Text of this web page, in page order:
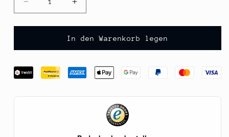
Verringere
die
Menge
Tomatensaft,
Gegenbauer,
750
Erhöhe
die
Menge
für
Tomatensaft,
Gegenbauer,
750
In den Warenkorb legen